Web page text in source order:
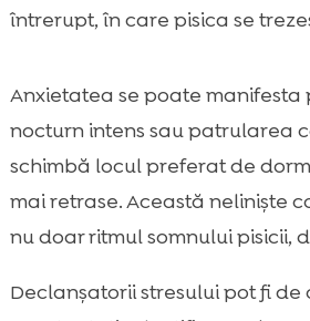
întrerupt, în care pisica se
Anxietatea se poate manifesta
nocturn intens sau patrularea
schimbă locul preferat de
mai retrase. Această neliniște
nu doar ritmul somnului pisicii,
Declanșatorii stresului pot fi de